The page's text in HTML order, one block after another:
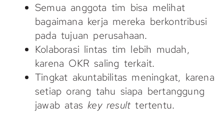
Semua anggota tim bisa melihat
bagaimana kerja mereka berkontribusi
pada tujuan perusahaan.
Kolaborasi lintas tim lebih mudah,
karena OKR saling terkait.
Tingkat akuntabilitas meningkat, karena
setiap orang tahu siapa bertanggung
jawab ataskey resulttertentu.